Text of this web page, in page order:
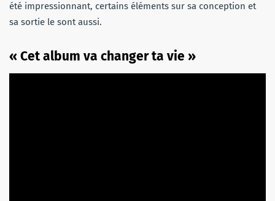
été impressionnant, certains éléments sur sa conception et
sa sortie le sont aussi.
« Cet album va changer ta vie »